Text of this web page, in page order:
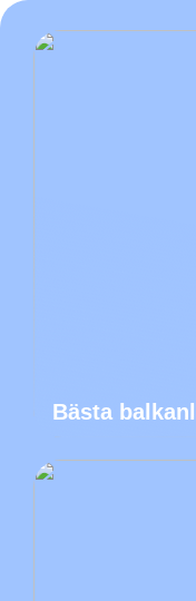
Bästa